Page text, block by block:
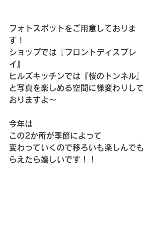
フォトスポットをご用意しておりま
す！
ショップでは『フロントディスプレ
イ』
ヒルズキッチンでは『桜のトンネル』
と写真を楽しめる空間に様変わりして
おりますよ～
今年は
この2か所が季節によって
変わっていくので移ろいも楽しんでも
らえたら嬉しいです！！